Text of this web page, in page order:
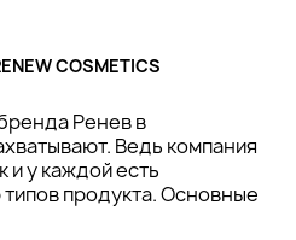
COSMETICS
Ренев в
Ведь компания
и у каждой есть
продукта. Основные